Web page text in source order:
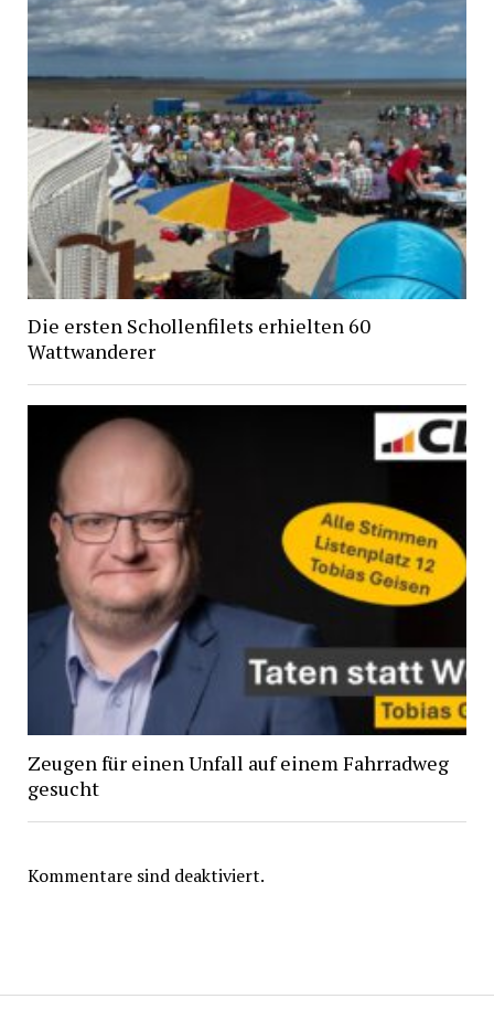
Die ersten Schollenfilets erhielten 60
Wattwanderer
Zeugen für einen Unfall auf einem Fahrradweg
gesucht
Kommentare sind deaktiviert.